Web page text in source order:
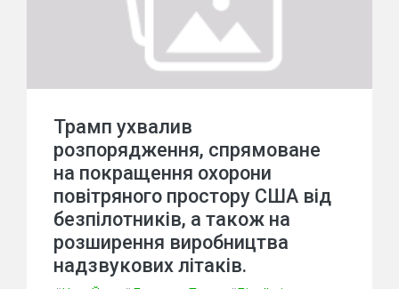
Трамп ухвалив
розпорядження, спрямоване
на покращення охорони
повітряного простору США від
безпілотників, а також на
розширення виробництва
надзвукових літаків.